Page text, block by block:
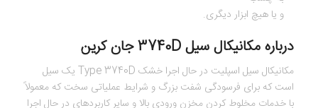
و یا هیچ ابزار دیگری.
درباره مکانیکال سیل 3740D جان کرین
مکانیکال سیل اسپلیت در حال اجرا خشک Type 3740D یک سیل
است که برای فرسودگی شفت بزرگ و شرایط عملیاتی سخت که معمولاً
با خدمات مخلوط کردن مخزن ورودی بالا و سایر کاربردهای در حال اجرا